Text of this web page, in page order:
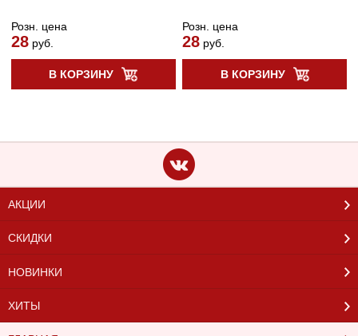
Розн. цена
28руб.
В КОРЗИНУ
Розн. цена
28 руб.
В КОРЗИНУ
АКЦИИ
СКИДКИ
НОВИНКИ
ХИТЫ